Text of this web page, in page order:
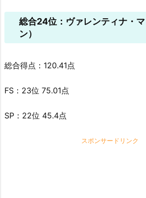
総合24位：ヴァレンティナ・
ン）
総合得点：120.41点
FS：23位 75.01点
SP：22位 45.4点
スポンサードリンク